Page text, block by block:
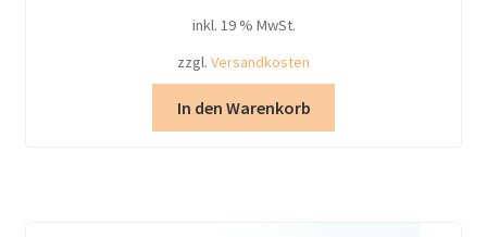
inkl. 19 % MwSt.
zzgl. Versandkosten
In den Warenkorb